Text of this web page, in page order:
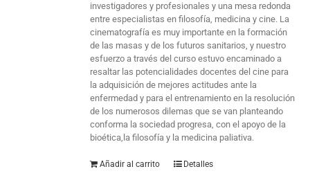
investigadores y profesionales y una mesa redonda
entre especialistas en filosofía, medicina y cine. La
cinematografía es muy importante en la formación
de las masas y de los futuros sanitarios, y nuestro
esfuerzo a través del curso estuvo encaminado a
resaltar las potencialidades docentes del cine para
la adquisición de mejores actitudes ante la
enfermedad y para el entrenamiento en la resolución
de los numerosos dilemas que se van planteando
conforma la sociedad progresa, con el apoyo de la
bioética,la filosofía y la medicina paliativa.
Añadir al carrito Detalles